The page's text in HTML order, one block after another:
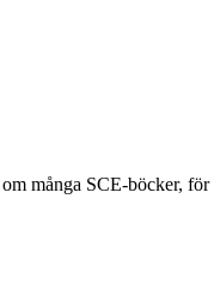
många SCE-böcker, för